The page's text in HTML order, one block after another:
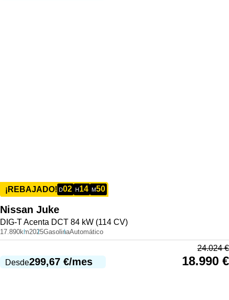
¡REBAJADO! D02 H14 M50
Nissan Juke
DIG-T Acenta DCT 84 kW (114 CV)
17.890km2025GasolinaAutomático
Desde299,67 €/mes
24.024€
18.990 €